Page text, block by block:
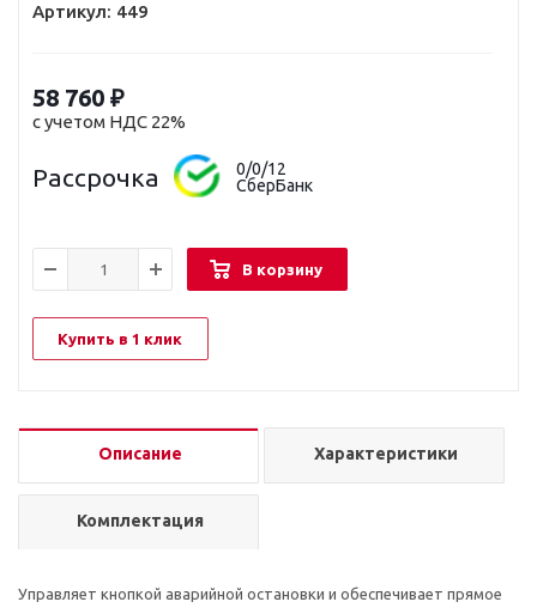
Артикул: 449
58 760 ₽
с учетом НДС 22%
Рассрочка
0/0/12
СберБанк
В корзину
Купить в 1 клик
Описание Характеристики
Комплектация
Управляет кнопкой аварийной остановки и обеспечивает прямое